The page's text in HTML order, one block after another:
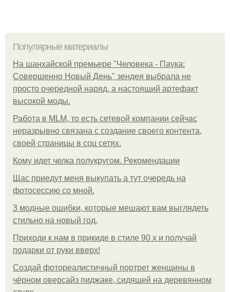
Популярные материалы
На шанхайской премьере "Человека - Паука:
Совершенно Новый День" зендея выбрала не
просто очередной наряд, а настоящий артефакт
высокой моды.
Работа в MLM, то есть сетевой компании сейчас
неразрывно связана с создание своего контента,
своей страницы в соц сетях.
Кому идет челка полукругом. Рекомендации
Щас приедут меня выкупать а тут очередь на
фотосессию со мной.
3 модные ошибки, которые мешают вам выглядеть
стильно на новый год.
Приходи к нам в прикиде в стиле 90 х и получай
подарки от руки вверх!
Создай фотореалистичный портрет женщины в
чёрном оверсайз пиджаке, сидящей на деревянном